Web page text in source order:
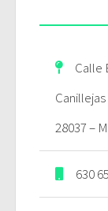
Calle
Canillejas
28037 –
630